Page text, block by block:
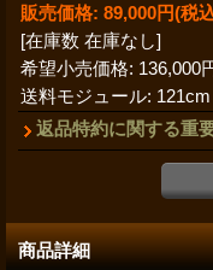
販売価格: 89,000円(税
[在庫数 在庫なし]
希望小売価格: 136,000
送料モジュール: 121cm
返品特約に関する重
商品詳細